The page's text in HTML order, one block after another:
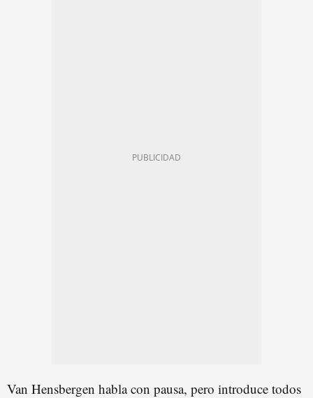
Van Hensbergen habla con pausa, pero introduce todos